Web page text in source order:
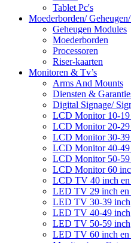
Tablet Pc's
Moederborden/
Geheugen Modules
Moederborden
Processoren
Riser-kaarten
Monitoren & Tv’s
Arms And Mounts
Diensten &
Digital Signage/
LCD Monitor 10-
LCD Monitor 20-
LCD Monitor 30-
LCD Monitor 40-
LCD Monitor 50-
LCD Monitor 60
LCD TV 40 inch en
LED TV 29 inch en
LED TV 30-39 inch
LED TV 40-49 inch
LED TV 50-59 inch
LED TV 60 inch en